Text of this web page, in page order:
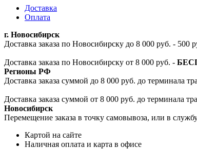
Доставка
Оплата
г. Новосибирск
Доставка заказа по Новосибирску до 8 000 руб. - 500
Доставка заказа по Новосибирску от 8 000 руб. -
Регионы РФ
Доставка заказа суммой до 8 000 руб. до терминала
Доставка заказа суммой от 8 000 руб. до терминала
Новосибирск
Перемещение заказа в точку самовывоза, или в
Картой на сайте
Наличная оплата и карта в офисе